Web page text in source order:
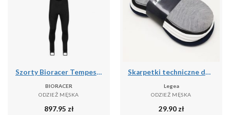
Szorty Bioracer Tempest Protect Pixel
BIORACER
ODZIEŻ MĘSKA
897.95 zł
Skarpetki techniczne do treningu Ghost - 5 par wielokolorowych
Legea
ODZIEŻ MĘSKA
29.90zł